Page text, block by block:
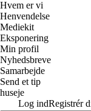
Hvem er vi
Henvendelse
Mediekit
Eksponering
Min profil
Nyhedsbreve
Samarbejde
Send et tip
huseje
Log indRegistrér